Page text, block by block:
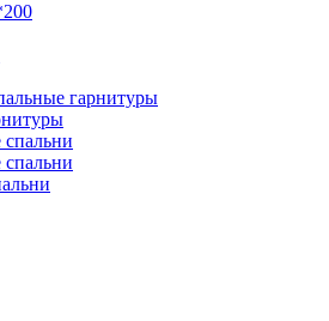
гарнитуры
спальни